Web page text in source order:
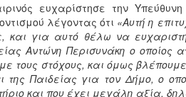
ευχαρίστησε την
λέγοντας ότι «Αυτή η
και για αυτό θέλω να
Αντώνη Περισυνάκη ο
τους στόχους, και όμως
της Παιδείας για τον Δήμο, ο
και που έχει μεγάλη αξία,